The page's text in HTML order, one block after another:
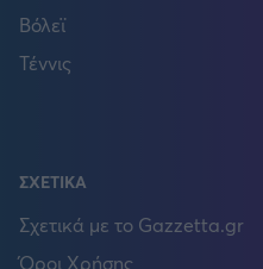
Βόλεϊ
Τέννις
ΣΧΕΤΙΚΑ
Σχετικά με το Gazzetta.gr
Όροι Χρήσης